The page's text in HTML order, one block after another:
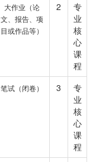
大作业（论
文、报告、项
目或作品等）
2
专
业
核
心
课
程
笔试（闭卷） 3
专
业
核
心
课
程